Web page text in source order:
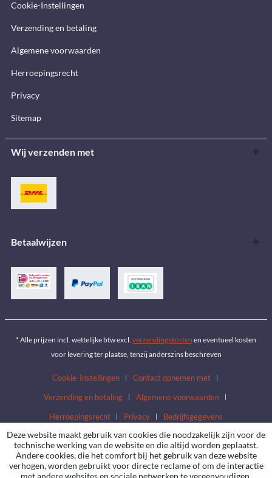
Cookie-Instellingen
Verzending en betaling
Algemene voorwaarden
Herroepingsrecht
Privacy
Sitemap
Wij verzenden met
Betaalwijzen
* Alle prijzen incl. wettelijke btw excl. verzendingskosten en eventueel kosten
voor levering ter plaatse, tenzij anderszins beschreven
Cookie-Instellingen
Contact opnemen met
Verzending en betaling
Algemene voorwaarden
Herroepingsrecht
Privacy Bedrijfsgegevens
Deze website maakt gebruik van cookies die noodzakelijk zijn voor de
technische werking van de website en die altijd worden geplaatst.
Andere cookies, die het comfort bij het gebruik van deze website
verhogen, worden gebruikt voor directe reclame of om de interactie
met andere websites en sociale netwerken te vereenvoudigen,